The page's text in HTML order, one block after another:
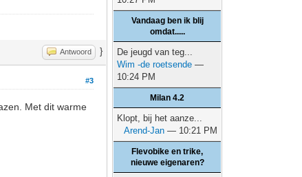
Antwoord }
#3
Met dit warme
Vandaag ben ik blij
omdat.....
De jeugd van teg...
Wim -de roetsende —
10:24 PM
Milan 4.2
Klopt, bij het aanze...
Arend-Jan — 10:21 PM
Flevobike en trike,
nieuwe eigenaren?